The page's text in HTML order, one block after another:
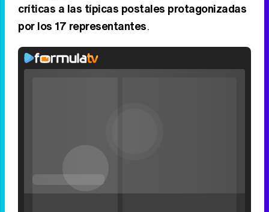
críticas a las típicas postales protagonizadas
por los 17 representantes.
Seek
SeekUnmute